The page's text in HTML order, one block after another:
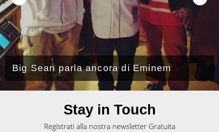
Big Sean parla ancora di Eminem
Stay in Touch
Registrati alla nostra newsletter Gratuita